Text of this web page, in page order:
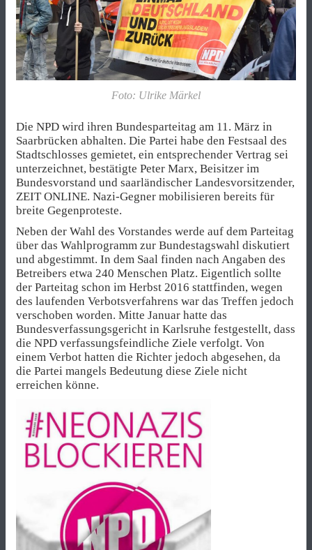
Foto: Ulrike Märkel
Die NPD wird ihren Bundesparteitag am 11. März in
Saarbrücken abhalten. Die Partei habe den Festsaal des
Stadtschlosses gemietet, ein entsprechender Vertrag sei
unterzeichnet, bestätigte Peter Marx, Beisitzer im
Bundesvorstand und saarländischer Landesvorsitzender,
ZEIT ONLINE. Nazi-Gegner mobilisieren bereits für
breite Gegenproteste.
Neben der Wahl des Vorstandes werde auf dem Parteitag
über das Wahlprogramm zur Bundestagswahl diskutiert
und abgestimmt. In dem Saal finden nach Angaben des
Betreibers etwa 240 Menschen Platz. Eigentlich sollte
der Parteitag schon im Herbst 2016 stattfinden, wegen
des laufenden Verbotsverfahrens war das Treffen jedoch
verschoben worden. Mitte Januar hatte das
Bundesverfassungsgericht in Karlsruhe festgestellt, dass
die NPD verfassungsfeindliche Ziele verfolgt. Von
einem Verbot hatten die Richter jedoch abgesehen, da
die Partei mangels Bedeutung diese Ziele nicht
erreichen könne.